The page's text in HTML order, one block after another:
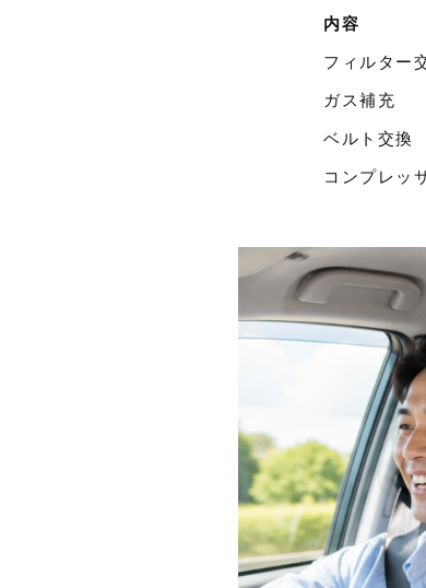
内容
フィルター
ガス補充
ベルト交換
コンプレッ